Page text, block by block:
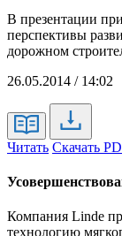
В презентации
перспективы
дорожном
26.05.2014 / 14:02
Читать Скачать
Компания Linde
технологию